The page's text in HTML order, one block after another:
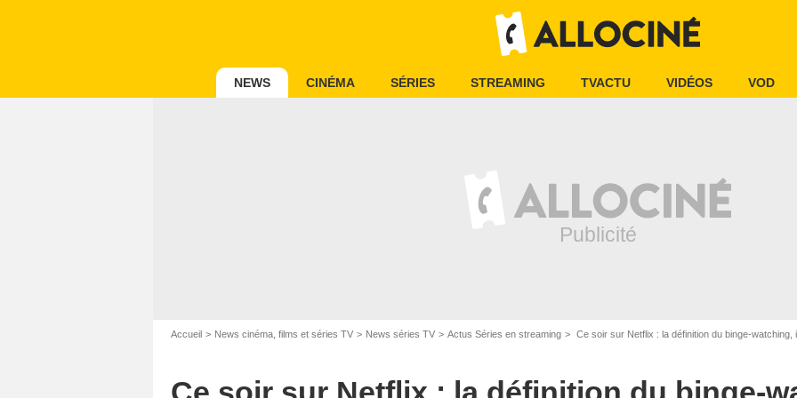
NEWS CINÉMA SÉRIES STREAMING TVACTU VIDÉOS VOD
Accueil News cinéma, films et séries TV News séries TV Actus Séries en streaming Ce soir sur Netflix : la définition du binge-